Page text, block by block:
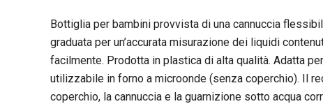
Bottiglia per bambini provvista di una cannuccia
graduata per un’accurata misurazione dei liquidi
facilmente. Prodotta in plastica di alta qualità. Adatta
utilizzabile in forno a microonde (senza coperchio). Il
coperchio, la cannuccia e la guarnizione sotto acqua